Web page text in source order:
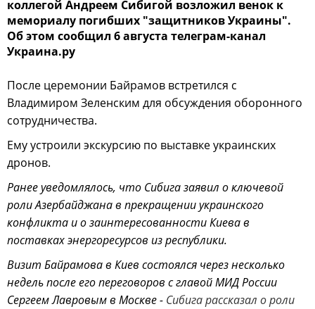
коллегой Андреем Сибигой возложил венок к
мемориалу погибших "защитников Украины".
Об этом сообщил 6 августа телеграм-канал
Украина.ру
После церемонии Байрамов встретился с
Владимиром Зеленским для обсуждения оборонного
сотрудничества.
Ему устроили экскурсию по выставке украинских
дронов.
Ранее уведомлялось, что Сибига заявил о ключевой
роли Азербайджана в прекращении украинского
конфликта и о заинтересованности Киева в
поставках энергоресурсов из республики.
Визит Байрамова в Киев состоялся через несколько
недель после его переговоров с главой МИД России
Сергеем Лавровым в Москве - Сибига рассказал о роли